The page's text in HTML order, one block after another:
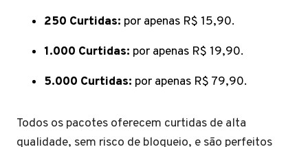
250 Curtidas: por apenas R$ 15,90.
1.000 Curtidas: por apenas R$ 19,90.
5.000 Curtidas: por apenas R$ 79,90.
Todos os pacotes oferecem curtidas de alta
qualidade, sem risco de bloqueio, e são perfeitos